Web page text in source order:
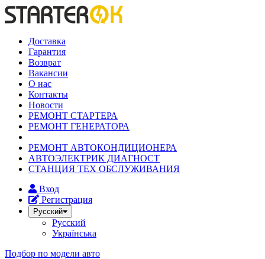
Доставка
Гарантия
Возврат
Вакансии
О нас
Контакты
Новости
РЕМОНТ СТАРТЕРА
РЕМОНТ ГЕНЕРАТОРА
РЕМОНТ АВТОКОНДИЦИОНЕРА
АВТОЭЛЕКТРИК ДИАГНОСТ
СТАНЦИЯ ТЕХ ОБСЛУЖИВАНИЯ
Вход
Регистрация
Русский
Русский
Українська
Подбор по модели авто